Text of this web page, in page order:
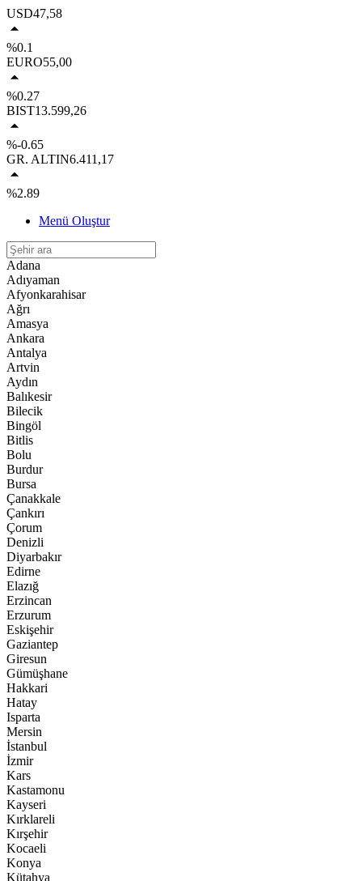
USD47,58
%0.1
EURO55,00
%0.27
BIST13.599,26
%-0.65
GR. ALTIN6.411,17
%2.89
Menü Oluştur
Adana
Adıyaman
Afyonkarahisar
Ağrı
Amasya
Ankara
Antalya
Artvin
Aydın
Balıkesir
Bilecik
Bingöl
Bitlis
Bolu
Burdur
Bursa
Çanakkale
Çankırı
Çorum
Denizli
Diyarbakır
Edirne
Elazığ
Erzincan
Erzurum
Eskişehir
Gaziantep
Giresun
Gümüşhane
Hakkari
Hatay
Isparta
Mersin
İstanbul
İzmir
Kars
Kastamonu
Kayseri
Kırklareli
Kırşehir
Kocaeli
Konya
Kütahya